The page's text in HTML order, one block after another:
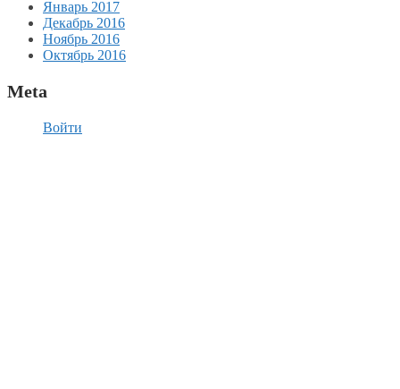
Январь 2017
Декабрь 2016
Ноябрь 2016
Октябрь 2016
Meta
Войти